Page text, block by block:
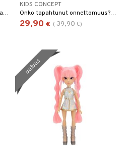
Somat, kokoontaitettavat rattaat, jossa on irrotettava verhoilu ja Hello Kitty -painatus.
KIDS CONCEPT
Onko tapahtunut onnettomuus? Sairaala ja Tohtori Tora ovat valmiina ottamaan sinut vastaan!
29,90 € ( 39,90 €)
uutuus